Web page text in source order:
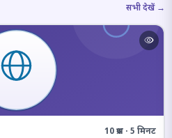
सभी देखें →
10 प्रश्न · 5 मिनट